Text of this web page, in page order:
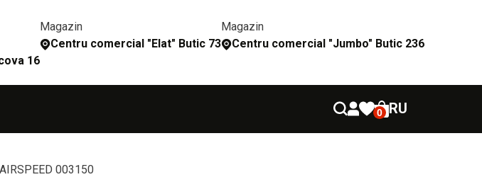
16
Magazin
Сentru comercial "Elat" Butic 73
Magazin
Сentru comercial "Jumbo" Butic 236
0 RU
003150